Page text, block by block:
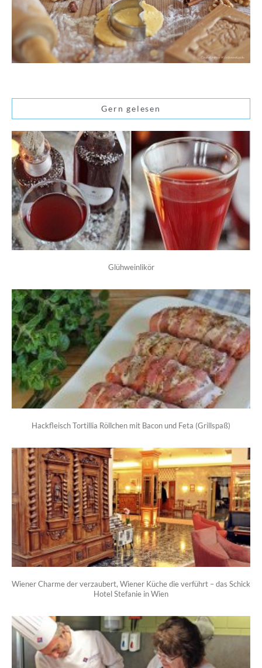
Gern gelesen
Glühweinlikör
Hackfleisch Tortillia Röllchen mit Bacon und Feta (Grillspaß)
Wiener Charme der verzaubert, Wiener Küche die verführt – das Schick
Hotel Stefanie in Wien